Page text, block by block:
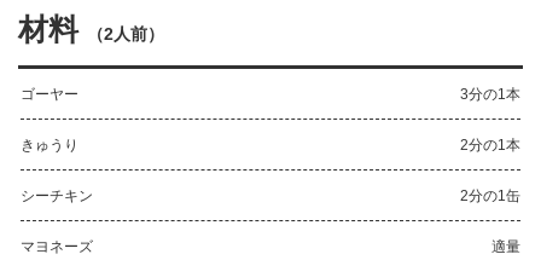
材料 （2人前）
ゴーヤー 3分の1本
きゅうり 2分の1本
シーチキン 2分の1缶
マヨネーズ 適量